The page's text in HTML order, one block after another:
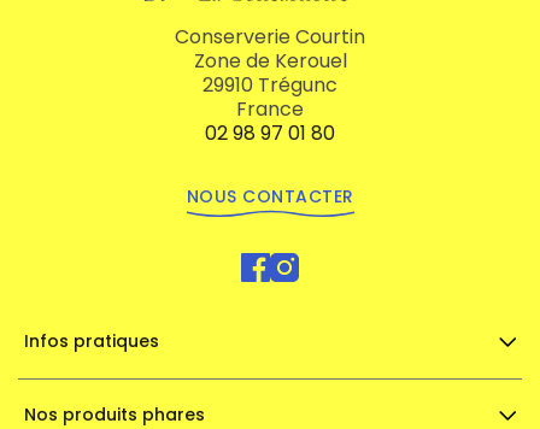
Conserverie Courtin
Zone de Kerouel
29910 Trégunc
France
02 98 97 01 80
NOUS CONTACTER
Infos pratiques
Nos produits phares